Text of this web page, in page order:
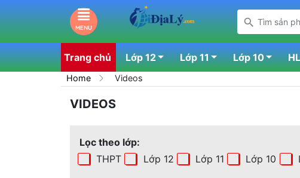
MENU
Trang chủ Lớp 12 Lớp 11 Lớp 10
Home Videos
VIDEOS
Lọc theo lớp:
THPT
Lớp 12 Lớp 11 Lớp 10